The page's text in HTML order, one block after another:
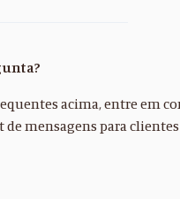
acima, entre em
de mensagens para